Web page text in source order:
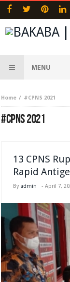
MENU
Home #CPNS 2021
#CPNS 2021
13 CPNS
Rapid
By admin -April 7,